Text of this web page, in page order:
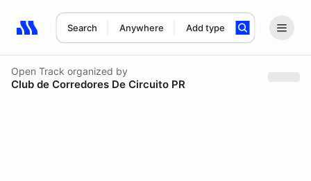
Search Anywhere Add type
Search results: No search term
Open Track organized by
Club de Corredores De Circuito PR